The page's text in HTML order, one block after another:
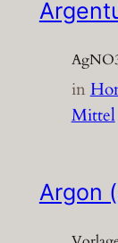
in
Mittel
Argon